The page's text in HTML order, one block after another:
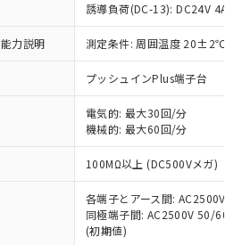
誘導負荷(DC-13): DC24V 4A/
力説明 測定条件: 周囲温度 20±2℃、
プッシュインPlus端子台
電気的: 最大30回/分
機械的: 最大60回/分
100MΩ以上 (DC500Vメガ)
各端子とアース間: AC2500V
同極端子間: AC2500V 50/
(初期値)
読みいただき、同意のうえ
スは、当社制御機器事業取扱
社在庫状況および標準価格
供させていただくもので
機器事業取扱商品の中には、
スの対象外となる商品もある
承ください。
および標準価格照会結果は、
EU RoHS指令（10物質）の
の商品で、対応品を出す予
RoHS指令（10物質）の
況を調査中または確認中の
のない商品です。
により、非含有部品として
有品と判明した場合などや
ることがあります。
質材料含有率が中国RoHSの
ことを示します。
材料含有率が中国RoHSの
いることを示します。
です。当社販売部門へお問
これら貴社製品のうち、外国
び外国貿易法に定める商品
制貨物等」という）を輸出